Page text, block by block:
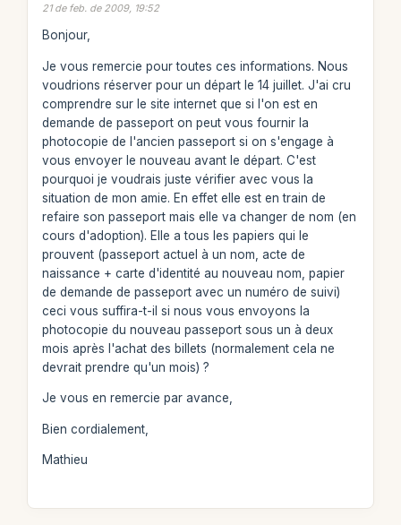
21 de feb. de 2009, 19:52
Bonjour,
Je vous remercie pour toutes ces informations. Nous
voudrions réserver pour un départ le 14 juillet. J'ai cru
comprendre sur le site internet que si l'on est en
demande de passeport on peut vous fournir la
photocopie de l'ancien passeport si on s'engage à
vous envoyer le nouveau avant le départ. C'est
pourquoi je voudrais juste vérifier avec vous la
situation de mon amie. En effet elle est en train de
refaire son passeport mais elle va changer de nom (en
cours d'adoption). Elle a tous les papiers qui le
prouvent (passeport actuel à un nom, acte de
naissance + carte d'identité au nouveau nom, papier
de demande de passeport avec un numéro de suivi)
ceci vous suffira-t-il si nous vous envoyons la
photocopie du nouveau passeport sous un à deux
mois après l'achat des billets (normalement cela ne
devrait prendre qu'un mois) ?
Je vous en remercie par avance,
Bien cordialement,
Mathieu